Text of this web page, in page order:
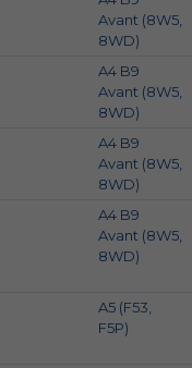
Avant (8W5,
8WD)
A4 B9
Avant (8W5,
8WD)
A4 B9
Avant (8W5,
8WD)
A4 B9
Avant (8W5,
8WD)
A5 (F53,
F5P)